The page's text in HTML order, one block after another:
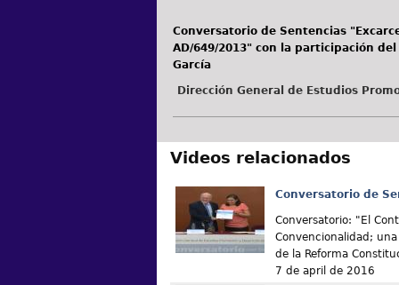
Conversatorio de Sentencias
AD/649/2013" con la participación
García
Dirección General de Estudios
Videos relacionados
Conversatorio de
Conversatorio: "El
Convencionalidad;
de la Reforma
7 de april de 2016